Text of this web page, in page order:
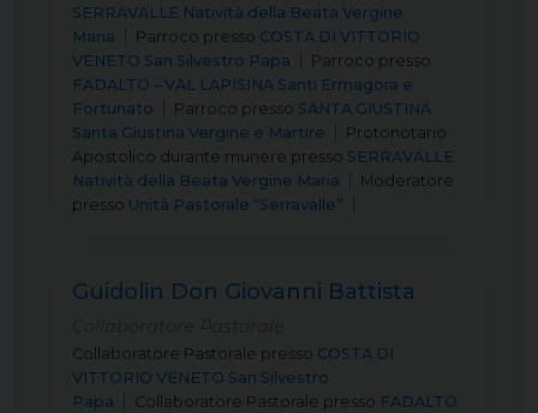
SERRAVALLE Natività della Beata Vergine
Maria
Parroco presso COSTA DI VITTORIO
VENETO San Silvestro Papa
Parroco presso
FADALTO – VAL LAPISINA Santi Ermagora e
Fortunato
Parroco presso SANTA GIUSTINA
Santa Giustina Vergine e Martire
Protonotario
Apostolico durante munere presso SERRAVALLE
Natività della Beata Vergine Maria
Moderatore
presso Unità Pastorale “Serravalle”
Guidolin Don Giovanni Battista
Collaboratore Pastorale presso COSTA DI
VITTORIO VENETO San Silvestro
Papa
Collaboratore Pastorale presso FADALTO